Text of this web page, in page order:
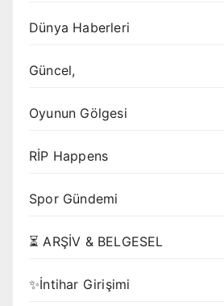
Dünya Haberleri
Güncel,
Oyunun Gölgesi
RİP Happens
Spor Gündemi
⏳ ARŞİV & BELGESEL
✨İntihar Girişimi